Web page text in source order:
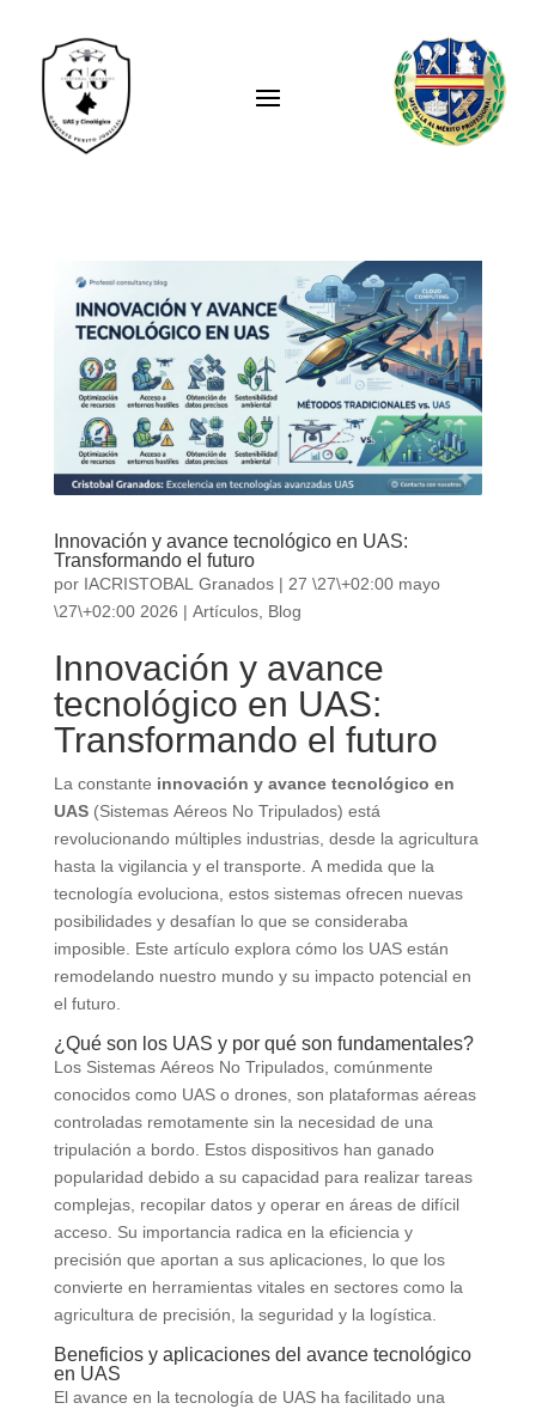
Innovación y avance tecnológico en UAS:
Transformando el futuro
por IACRISTOBAL Granados| 27 \27\+02:00 mayo
\27\+02:00 2026 | Artículos, Blog
Innovación y avance
tecnológico en UAS:
Transformando el futuro
La constante innovación y avance tecnológico en
UAS(Sistemas Aéreos No Tripulados) está
revolucionando múltiples industrias, desde la agricultura
hasta la vigilancia y el transporte. A medida que la
tecnología evoluciona, estos sistemas ofrecen nuevas
posibilidades y desafían lo que se consideraba
imposible. Este artículo explora cómo los UAS están
remodelando nuestro mundo y su impacto potencial en
el futuro.
¿Qué son los UAS y por qué son fundamentales?
Los Sistemas Aéreos No Tripulados, comúnmente
conocidos como UAS o drones, son plataformas aéreas
controladas remotamente sin la necesidad de una
tripulación a bordo. Estos dispositivos han ganado
popularidad debido a su capacidad para realizar tareas
complejas, recopilar datos y operar en áreas de difícil
acceso. Su importancia radica en la eficiencia y
precisión que aportan a sus aplicaciones, lo que los
convierte en herramientas vitales en sectores como la
agricultura de precisión, la seguridad y la logística.
Beneficios y aplicaciones del avance tecnológico
en UAS
El avance en la tecnología de UAS ha facilitado una